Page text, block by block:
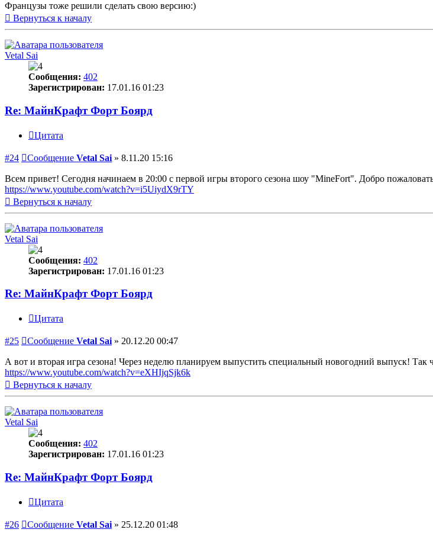
Французы тоже решили сделать свою версию:)
Вернуться к началу
Vetal Sai
Сообщения: 402
Зарегистрирован: 17.01.16 01:23
Re: МайнКрафт Форт Боярд
Цитата
#24 Сообщение Vetal Sai » 8.11.20 15:16
Всем привет! Сегодня начинаем в 20:00 с первой игры второго сезона шоу "MineFort". Добро
https://www.youtube.com/watch?v=i5UiydX9rTY
Вернуться к началу
Vetal Sai
Сообщения: 402
Зарегистрирован: 17.01.16 01:23
Re: МайнКрафт Форт Боярд
Цитата
#25 Сообщение Vetal Sai » 20.12.20 00:47
А вот и вторая игра сезона! Через неделю планируем выпустить специальный новогодний выпуск! Так
https://www.youtube.com/watch?v=eXHIjqSjk6k
Вернуться к началу
Vetal Sai
Сообщения: 402
Зарегистрирован: 17.01.16 01:23
Re: МайнКрафт Форт Боярд
Цитата
#26 Сообщение Vetal Sai » 25.12.20 01:48